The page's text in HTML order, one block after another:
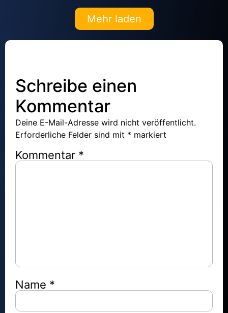
Mehr laden
Schreibe einen
Kommentar
Deine E-Mail-Adresse wird nicht veröffentlicht.
Erforderliche Felder sind mit * markiert
Kommentar *
Name *